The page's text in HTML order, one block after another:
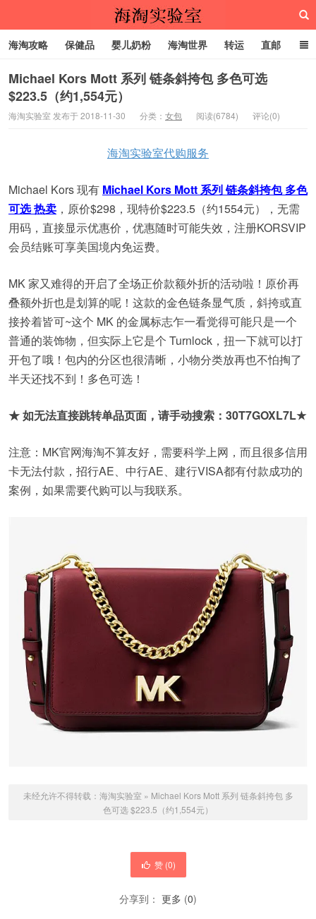
海淘实验室
海淘攻略 保健品 婴儿奶粉 海淘世界 转运 直邮
代购服务
Michael Kors Mott 系列 链条斜挎包 多色可选
$223.5（约1,554元）
海淘实验室 发布于 2018-11-30 分类： 女包 阅读(6784) 评论(0)
海淘实验室代购服务
Michael Kors 现有 Michael Kors Mott 系列 链条斜挎包 多色
可选 热卖 ，原价$298，现特价$223.5（约1554元），无需
用码，直接显示优惠价，优惠随时可能失效，注册KORSVIP
会员结账可享美国境内免运费。
MK 家又难得的开启了全场正价款额外折的活动啦！原价再
叠额外折也是划算的呢！这款的金色链条显气质，斜挎或直
接拎着皆可~这个 MK 的金属标志乍一看觉得可能只是一个
普通的装饰物，但实际上它是个 Turnlock，扭一下就可以打
开包了哦！包内的分区也很清晰，小物分类放再也不怕掏了
半天还找不到！多色可选！
★ 如无法直接跳转单品页面，请手动搜索： 30T7GOXL7L★
注意：MK官网海淘不算友好，需要科学上网，而且很多信用
卡无法付款，招行AE、中行AE、建行VISA都有付款成功的
案例，如果需要代购可以与我联系。
未经允许不得转载： 海淘实验室 » Michael Kors Mott 系列 链条斜挎包 多
色可选 $223.5（约1,554元）
赞 (0)
分享到： 更多 (0)